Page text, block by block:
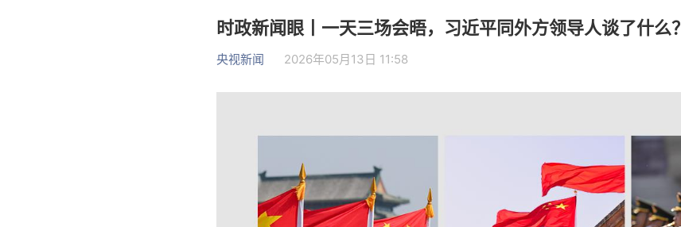
时政新闻眼丨一天三场会晤，习近平同外方领导人谈了什么？
央视新闻 2026年05月13日 11:58